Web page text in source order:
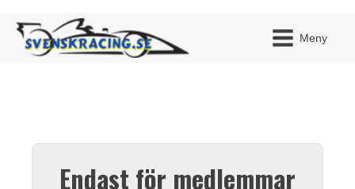
Meny
Endast för medlemmar